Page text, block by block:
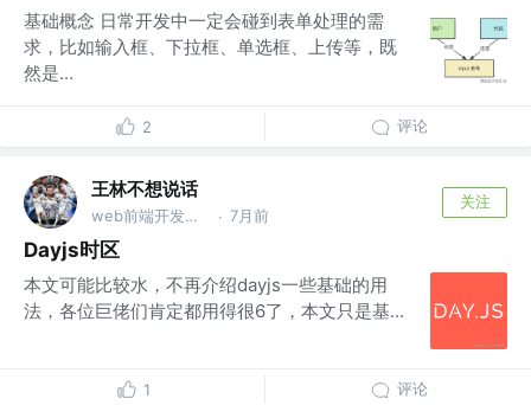
基础概念 日常开发中一定会碰到表单处理的需
求，比如输入框、下拉框、单选框、上传等，既
然是...
2 评论
王林不想说话
web前端开发工程师 · 7月前
关注
Dayjs时区
本文可能比较水，不再介绍dayjs一些基础的用
法，各位巨佬们肯定都用得很6了，本文只是基...
1 评论